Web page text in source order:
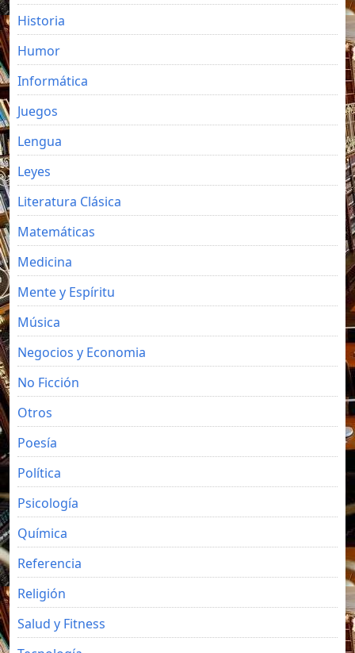
Historia
Humor
Informática
Juegos
Lengua
Leyes
Literatura Clásica
Matemáticas
Medicina
Mente y Espíritu
Música
Negocios y Economia
No Ficción
Otros
Poesía
Política
Psicología
Química
Referencia
Religión
Salud y Fitness